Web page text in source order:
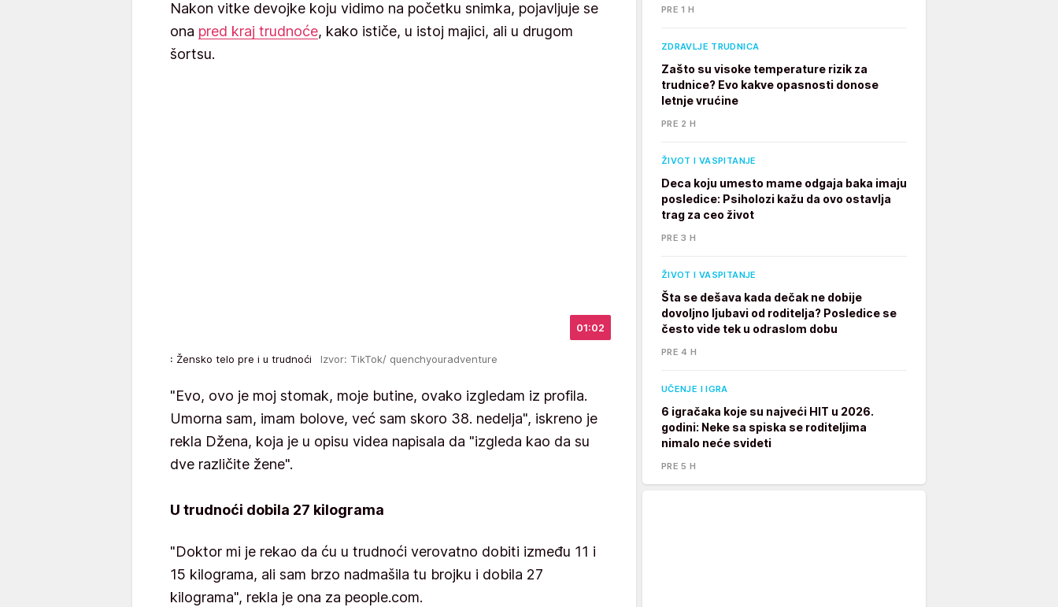
Nakon vitke devojke koju vidimo na početku snimka, pojavljuje se
ona pred kraj trudnoće, kako ističe, u istoj majici, ali u drugom
šortsu.
01:02
: Žensko telo pre i u trudnoći Izvor: TikTok/ quenchyouradventure
"Evo, ovo je moj stomak, moje butine, ovako izgledam iz profila.
Umorna sam, imam bolove, već sam skoro 38. nedelja", iskreno je
rekla Džena, koja je u opisu videa napisala da "izgleda kao da su
dve različite žene".
U trudnoći dobila 27 kilograma
"Doktor mi je rekao da ću u trudnoći verovatno dobiti između 11 i
15 kilograma, ali sam brzo nadmašila tu brojku i dobila 27
kilograma", rekla je ona za people.com.
PRE 1 H
ZDRAVLJE TRUDNICA
Zašto su visoke temperature rizik za
trudnice? Evo kakve opasnosti donose
letnje vrućine
PRE 2 H
ŽIVOT I VASPITANJE
Deca koju umesto mame odgaja baka imaju
posledice: Psiholozi kažu da ovo ostavlja
trag za ceo život
PRE 3 H
ŽIVOT I VASPITANJE
Šta se dešava kada dečak ne dobije
dovoljno ljubavi od roditelja? Posledice se
često vide tek u odraslom dobu
PRE 4 H
UČENJE I IGRA
6 igračaka koje su najveći HIT u 2026.
godini: Neke sa spiska se roditeljima
nimalo neće svideti
PRE 5 H